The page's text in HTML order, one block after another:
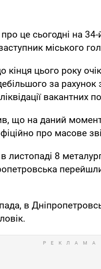
про це сьогодні на 34-
міського
кінця цього року
за рахунок
вакантних
що на даний
про масове
листопаді 8
в